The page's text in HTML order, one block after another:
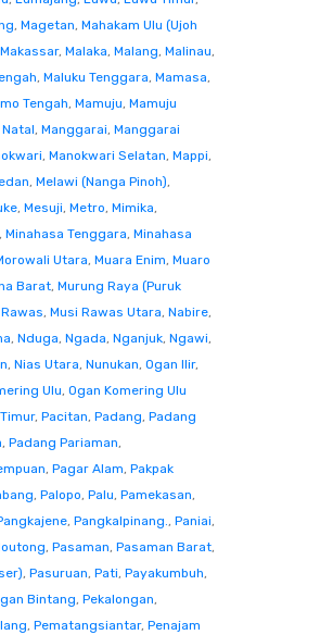
, Magetan, Mahakam Ulu (Ujoh
Makassar, Malaka, Malang, Malinau,
, Maluku Tenggara, Mamasa,
Tengah, Mamuju, Mamuju
, Manggarai, Manggarai
, Manokwari Selatan, Mappi,
, Melawi (Nanga Pinoh),
, Mesuji, Metro, Mimika,
, Minahasa Tenggara, Minahasa
Utara, Muara Enim, Muaro
Barat, Murung Raya (Puruk
, Musi Rawas Utara, Nabire,
, Nduga, Ngada, Nganjuk, Ngawi,
, Nias Utara, Nunukan, Ogan Ilir,
Ulu, Ogan Komering Ulu
, Pacitan, Padang, Padang
, Padang Pariaman,
, Pagar Alam, Pakpak
, Palopo, Palu, Pamekasan,
, Pangkalpinang., Paniai,
, Pasaman, Pasaman Barat,
, Pasuruan, Pati, Payakumbuh,
Bintang, Pekalongan,
, Pematangsiantar, Penajam